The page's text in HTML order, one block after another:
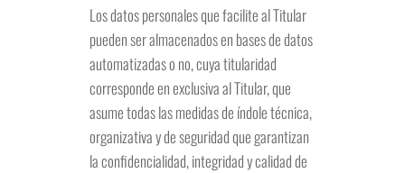
Los datos personales que facilite al Titular
pueden ser almacenados en bases de datos
automatizadas o no, cuya titularidad
corresponde en exclusiva al Titular, que
asume todas las medidas de índole técnica,
organizativa y de seguridad que garantizan
la confidencialidad, integridad y calidad de